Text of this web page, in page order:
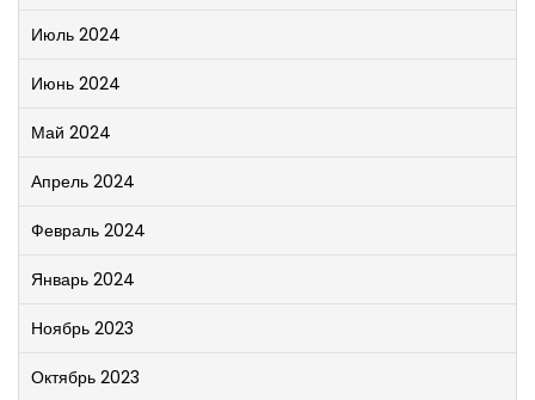
Июль 2024
Июнь 2024
Май 2024
Апрель 2024
Февраль 2024
Январь 2024
Ноябрь 2023
Октябрь 2023